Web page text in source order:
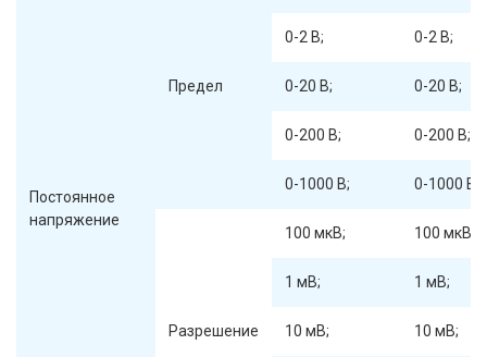
Постоянное
напряжение
Предел
0-2 В; 0-2 В;
0-20 В; 0-20 В;
0-200 В; 0-200 В;
0-1000 В; 0-1000 В;
Разрешение
100 мкВ; 100 мкВ;
1 мВ; 1 мВ;
10 мВ; 10 мВ;